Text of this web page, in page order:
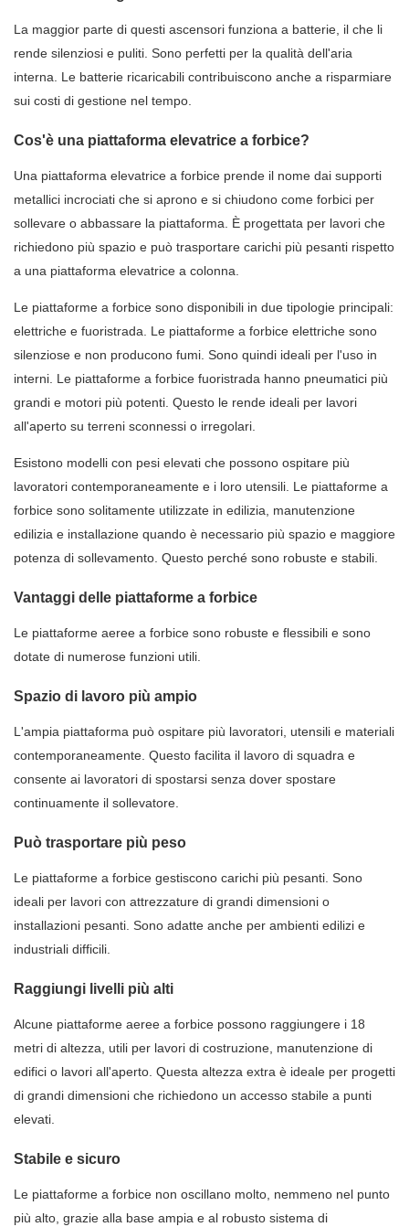
La maggior parte di questi ascensori funziona a batterie, il che li
rende silenziosi e puliti. Sono perfetti per la qualità dell'aria
interna. Le batterie ricaricabili contribuiscono anche a risparmiare
sui costi di gestione nel tempo.
Cos'è una piattaforma elevatrice a forbice?
Una piattaforma elevatrice a forbice prende il nome dai supporti
metallici incrociati che si aprono e si chiudono come forbici per
sollevare o abbassare la piattaforma. È progettata per lavori che
richiedono più spazio e può trasportare carichi più pesanti rispetto
a una piattaforma elevatrice a colonna.
Le piattaforme a forbice sono disponibili in due tipologie principali:
elettriche e fuoristrada. Le piattaforme a forbice elettriche sono
silenziose e non producono fumi. Sono quindi ideali per l'uso in
interni. Le piattaforme a forbice fuoristrada hanno pneumatici più
grandi e motori più potenti. Questo le rende ideali per lavori
all'aperto su terreni sconnessi o irregolari.
Esistono modelli con pesi elevati che possono ospitare più
lavoratori contemporaneamente e i loro utensili. Le piattaforme a
forbice sono solitamente utilizzate in edilizia, manutenzione
edilizia e installazione quando è necessario più spazio e maggiore
potenza di sollevamento. Questo perché sono robuste e stabili.
Vantaggi delle piattaforme a forbice
Le piattaforme aeree a forbice sono robuste e flessibili e sono
dotate di numerose funzioni utili.
Spazio di lavoro più ampio
L'ampia piattaforma può ospitare più lavoratori, utensili e materiali
contemporaneamente. Questo facilita il lavoro di squadra e
consente ai lavoratori di spostarsi senza dover spostare
continuamente il sollevatore.
Può trasportare più peso
Le piattaforme a forbice gestiscono carichi più pesanti. Sono
ideali per lavori con attrezzature di grandi dimensioni o
installazioni pesanti. Sono adatte anche per ambienti edilizi e
industriali difficili.
Raggiungi livelli più alti
Alcune piattaforme aeree a forbice possono raggiungere i 18
metri di altezza, utili per lavori di costruzione, manutenzione di
edifici o lavori all'aperto. Questa altezza extra è ideale per progetti
di grandi dimensioni che richiedono un accesso stabile a punti
elevati.
Stabile e sicuro
Le piattaforme a forbice non oscillano molto, nemmeno nel punto
più alto, grazie alla base ampia e al robusto sistema di